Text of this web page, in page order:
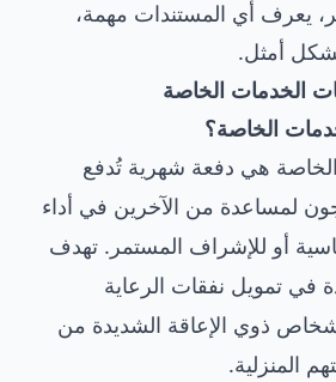
يعرف أي المستندات مهمة،
أمثل.
الخدمات الخاصة
الخاصة؟
هي دفعة شهرية تُدفع
لمساعدة من الآخرين في أداء
أو للإشراف المستمر. تهدف
تمويل نفقات الرعاية
ذوي الإعاقة الشديدة من
المنزلية.